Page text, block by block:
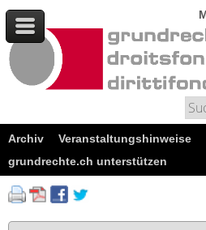
Archiv
Veranstaltungshinweise
grundrechte.ch unterstützen